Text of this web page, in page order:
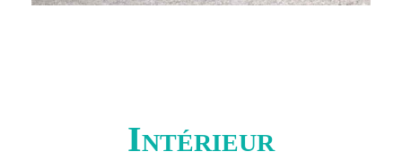
Intérieur